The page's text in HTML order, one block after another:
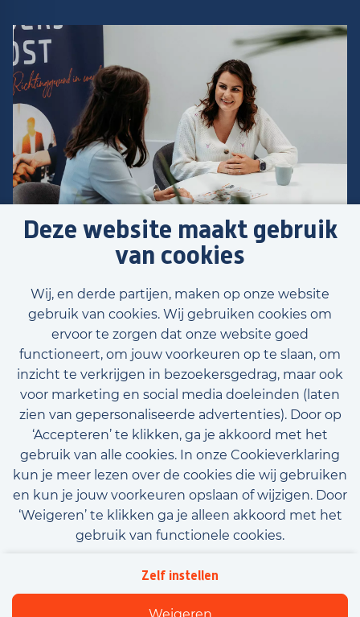
Deze website maakt gebruik
van cookies
Wij, en derde partijen, maken op onze website
gebruik van cookies. Wij gebruiken cookies om
ervoor te zorgen dat onze website goed
functioneert, om jouw voorkeuren op te slaan, om
inzicht te verkrijgen in bezoekersgedrag, maar ook
voor marketing en social media doeleinden (laten
zien van gepersonaliseerde advertenties). Door op
‘Accepteren’ te klikken, ga je akkoord met het
gebruik van alle cookies. In onze Cookieverklaring
kun je meer lezen over de cookies die wij gebruiken
en kun je jouw voorkeuren opslaan of wijzigen. Door
‘Weigeren’ te klikken ga je alleen akkoord met het
gebruik van functionele cookies.
Zelf instellen
Algemene voorwaarden Privacy
Cookies